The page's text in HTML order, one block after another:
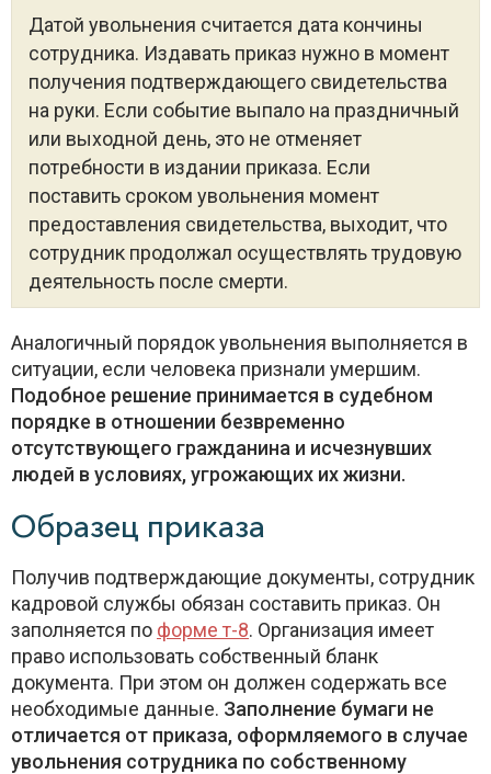
Датой увольнения считается дата кончины
сотрудника. Издавать приказ нужно в момент
получения подтверждающего свидетельства
на руки. Если событие выпало на праздничный
или выходной день, это не отменяет
потребности в издании приказа. Если
поставить сроком увольнения момент
предоставления свидетельства, выходит, что
сотрудник продолжал осуществлять трудовую
деятельность после смерти.
Аналогичный порядок увольнения выполняется в
ситуации, если человека признали умершим.
Подобное решение принимается в судебном
порядке в отношении безвременно
отсутствующего гражданина и исчезнувших
людей в условиях, угрожающих их жизни.
Образец приказа
Получив подтверждающие документы, сотрудник
кадровой службы обязан составить приказ. Он
заполняется по форме т-8. Организация имеет
право использовать собственный бланк
документа. При этом он должен содержать все
необходимые данные. Заполнение бумаги не
отличается от приказа, оформляемого в случае
увольнения сотрудника по собственному